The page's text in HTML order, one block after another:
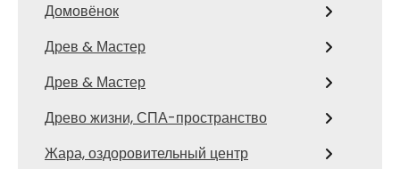
Домовёнок
Древ & Мастер
Древ & Мастер
Древо жизни, СПА-пространство
Жара, оздоровительный центр